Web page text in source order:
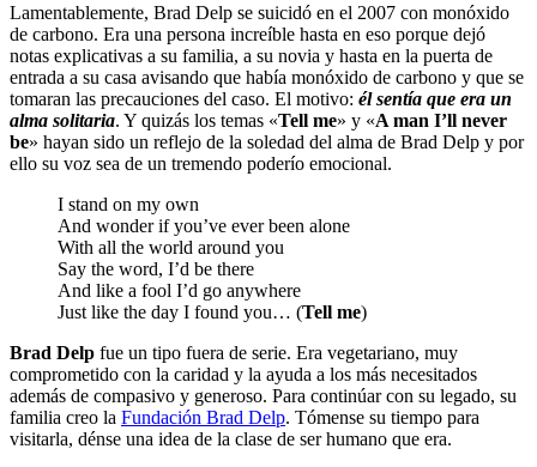
Lamentablemente, Brad Delp se suicidó en el 2007 con monóxido
de carbono. Era una persona increíble hasta en eso porque dejó
notas explicativas a su familia, a su novia y hasta en la puerta de
entrada a su casa avisando que había monóxido de carbono y que se
tomaran las precauciones del caso. El motivo: él sentía que era un
alma solitaria. Y quizás los temas «Tell me» y «A man I’ll never
be» hayan sido un reflejo de la soledad del alma de Brad Delp y por
ello su voz sea de un tremendo poderío emocional.
I stand on my own
And wonder if you’ve ever been alone
With all the world around you
Say the word, I’d be there
And like a fool I’d go anywhere
Just like the day I found you… (Tell me)
Brad Delp fue un tipo fuera de serie. Era vegetariano, muy
comprometido con la caridad y la ayuda a los más necesitados
además de compasivo y generoso. Para continúar con su legado, su
familia creo la Fundación Brad Delp. Tómense su tiempo para
visitarla, dénse una idea de la clase de ser humano que era.